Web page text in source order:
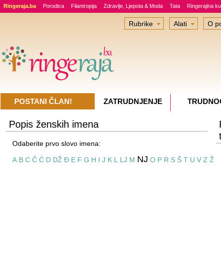
Ringeraja.ba Porodica Filantropija Zdravlje, Ljepota & Moda Tata Ringerajina
Popis ženskih imena
Odaberite prvo slovo imena:
A B C Č Ć D DŽ Đ E F G H I J K L LJ M NJ O P R S Š T U V Z Ž
Rubrike Alati O
POSTANI ČLAN! ZATRUDNJENJE